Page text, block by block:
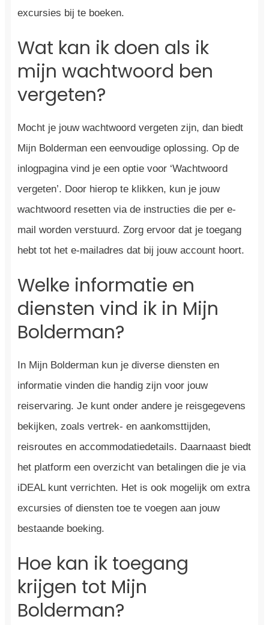
excursies bij te boeken.
Wat kan ik doen als ik
mijn wachtwoord ben
vergeten?
Mocht je jouw wachtwoord vergeten zijn, dan biedt
Mijn Bolderman een eenvoudige oplossing. Op de
inlogpagina vind je een optie voor ‘Wachtwoord
vergeten’. Door hierop te klikken, kun je jouw
wachtwoord resetten via de instructies die per e-
mail worden verstuurd. Zorg ervoor dat je toegang
hebt tot het e-mailadres dat bij jouw account hoort.
Welke informatie en
diensten vind ik in Mijn
Bolderman?
In Mijn Bolderman kun je diverse diensten en
informatie vinden die handig zijn voor jouw
reiservaring. Je kunt onder andere je reisgegevens
bekijken, zoals vertrek- en aankomsttijden,
reisroutes en accommodatiedetails. Daarnaast biedt
het platform een overzicht van betalingen die je via
iDEAL kunt verrichten. Het is ook mogelijk om extra
excursies of diensten toe te voegen aan jouw
bestaande boeking.
Hoe kan ik toegang
krijgen tot Mijn
Bolderman?